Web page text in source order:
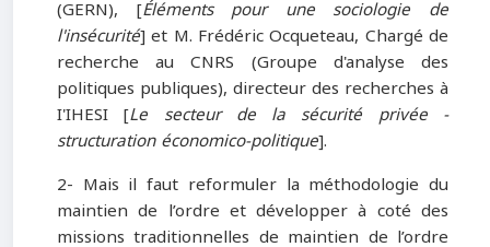
(GERN), [Éléments pour une sociologie de
l'insécurité] et M. Frédéric Ocqueteau, Chargé de
recherche au CNRS (Groupe d'analyse des
politiques publiques), directeur des recherches à
I'IHESI [Le secteur de la sécurité privée -
structuration économico-politique].
2- Mais il faut reformuler la méthodologie du
maintien de l’ordre et développer à coté des
missions traditionnelles de maintien de l’ordre